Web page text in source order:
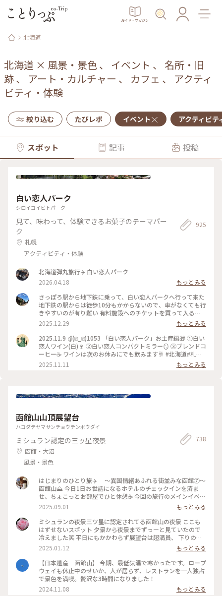
ガイド・マガジン
北海道
北海道 × 風景・景色、 イベント 、 名所・旧
跡、 アート・カルチャー 、 カフェ 、 アクティ
ビティ・体験
絞り込む たびレポ イベント アクティビテ
スポット 記事 投稿
白い恋人パーク
シロイコイビトパーク
見て、味わって、体験できるお菓子のテーマパー
ク
札幌
アクティビティ・体験
925
北海道弾丸旅行✈️ 白い恋人パーク
2026.04.18
もっとみる
さっぽろ駅から地下鉄に乗って、白い恋人パークへ行って来た
地下鉄の駅からは徒歩10分もかからないので、車がなくても行
きやすいのが有り難い 有料施設へのチケットを買って入る
と、チョコレートの歴史がプロジェクションマッピングなどを
用いて楽しく紹介されていたり、白い恋人の工場見学が出来る
生チョコの白い恋人も食べられて嬉しい 今回は機会がなかっ
たが、様々な体験も出来るとのこと また、白い恋人の箱に自
分の撮影した写真を印字できるお店もある 無料の施設もあ
り、そちらにお土産ショップやレストランなどもある 夜はラ
イトアップもしているらしいので1日居られる施設となってい
2025.12.29
もっとみる
2025.11.9 ദ്ദി(⎚_⎚)1053 「白い恋人パーク」お土産編🎁 ①白い
恋人ワイン(白)🍷 ②白い恋人コンパクトミラー🪞 ③ブレンドコ
ーヒー☕️ ワインは次のお休みにでも飲みます🥂 #北海道#札幌
市#白い恋人パーク#白い恋人#お土産#買い物
2025.11.11 もっとみる
函館山山頂展望台
ハコダテヤマサンチョウテンボウダイ
ミシュラン認定の三ッ星夜景
函館・大沼
風景・景色
738
はじまりのひとり旅✈️ 〜異国情緒あふれる街並みな函館⑦〜
函館山⛰️ 今日1日お世話になるホテルのチェックインを済ま
せ、ちょこっとお部屋でひと休憩☕️ 今回の旅行のメインイベン
トである函館の絶景を見に、函館山へ出発！ ホテルのフロン
トの方に行き方を教えてもらい、天候の関係でロープウェイが
動いたり止まったり…🚡したので、バスで向かうことにしまし
た🚌 【ロープウェイで山頂へ】 →市電十字街駅から函館山ロ
ープウェイ山麓駅まで 徒歩10分 山麓駅から山頂駅まで
約3分 1800円（往復） 【バスで山頂へ】 →JR函館駅前バス
乗り場④ 番 函館山登山バス（季節運行）山頂まで約30分
700円（片道） バスで山頂まで向かっている最中に見えてくる
函館の街並みだけでも感嘆の声が上がり、ワクワクが止まらな
いです😳 山頂に着いて展望台に向かって歩き、目の前に現れ
た景色は感動🥹ずっと眺めていられました👀 夜景まで見たか
ったけど雷雲接近中の為、断念🤦‍♀️ でも山頂の展望台からは函
2025.09.01
もっとみる
ミシュランの夜景三ツ星に認定されてる函館山の夜景 ここも
はずせないスポット 夕景から夜景までずっーと見ていたので
冷えました笑 平日にもかかわらず展望台は超満員、 下りのロ
ープウェイも行列ができていました きらきらの夜景が見れて
2025.01.12
もっとみる
【日本遺産 函館山】 今期、最低気温で寒かったです。ロープ
ウェイも休止中のせいか、人が居らず、レストランを一人独占
で景色を満喫。贅沢な3時間になりました！
2024.11.08
もっとみる